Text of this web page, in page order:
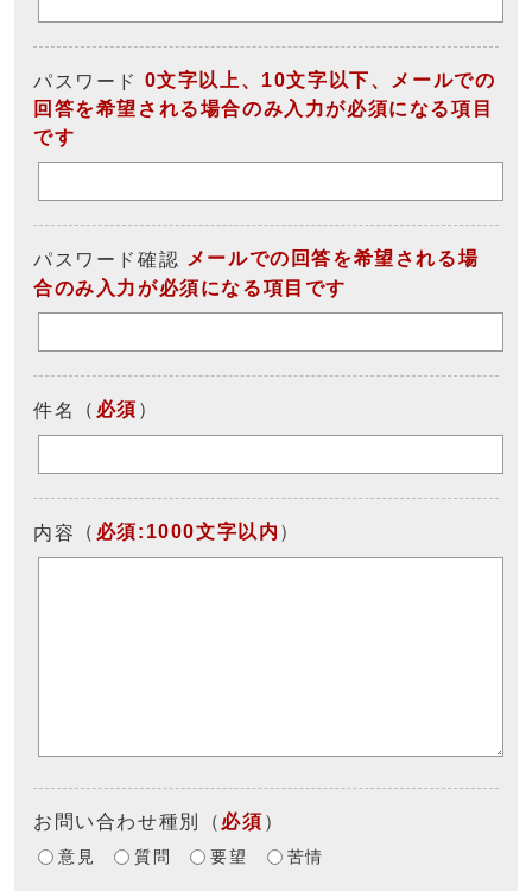
パスワード 0文字以上、10文字以下、メールでの
回答を希望される場合のみ入力が必須になる項目
です
パスワード確認 メールでの回答を希望される場
合のみ入力が必須になる項目です
件名 （ 必須 ）
内容 （ 必須:1000文字以内 ）
お問い合わせ種別 （ 必須 ）
意見 質問 要望 苦情